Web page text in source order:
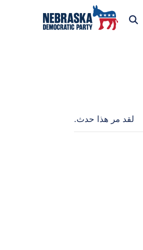
لقد مر هذا حدث.